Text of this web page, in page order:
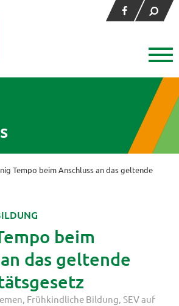
Tempo beim Anschluss an das geltende
beim
das geltende
, Frühkindliche Bildung, SEV auf